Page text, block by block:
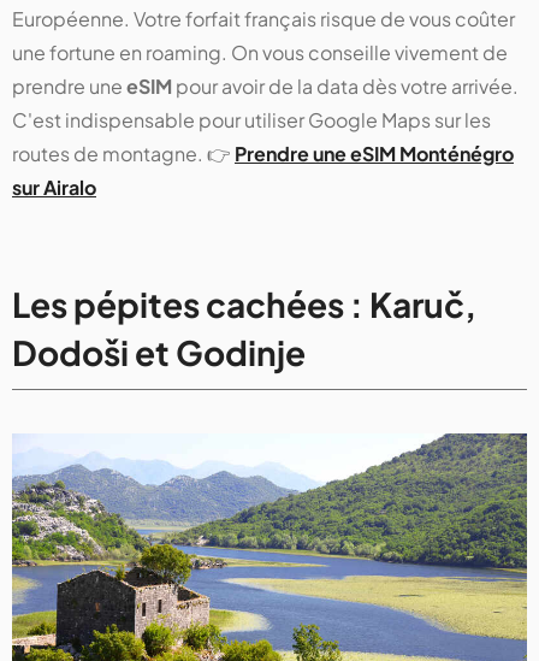
Européenne. Votre forfait français risque de vous coûter
une fortune en roaming. On vous conseille vivement de
prendre uneeSIM pour avoir de la data dès votre arrivée.
C'est indispensable pour utiliser Google Maps sur les
routes de montagne. 👉 Prendre une eSIM Monténégro
sur Airalo
Les pépites cachées : Karuč,
Dodoši et Godinje